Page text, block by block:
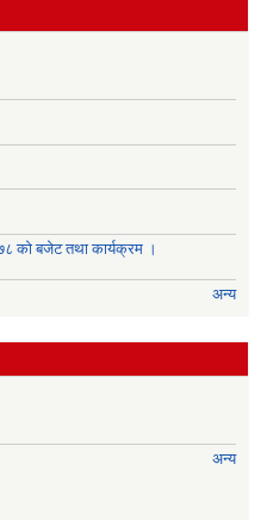
को बजेट तथा कार्यक्रम ।
अन्य
अन्य